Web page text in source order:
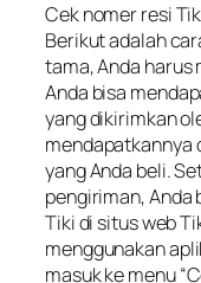
Cek nomer resi
Berikut adalah
tama, Anda harus
Anda bisa
yang dikirimkan
mendapatkannya
yang Anda beli.
pengiriman, Anda
Tiki di situs web
menggunakan
masuk ke menu